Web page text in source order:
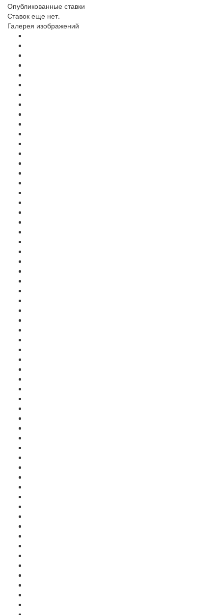
Опубликованные ставки
Ставок еще нет.
Галерея изображений